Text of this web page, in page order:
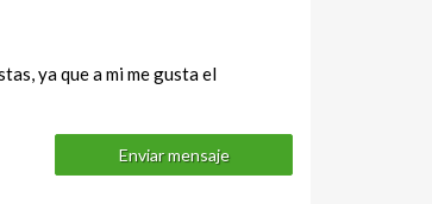
ya que a mi me gusta el
Enviar mensaje